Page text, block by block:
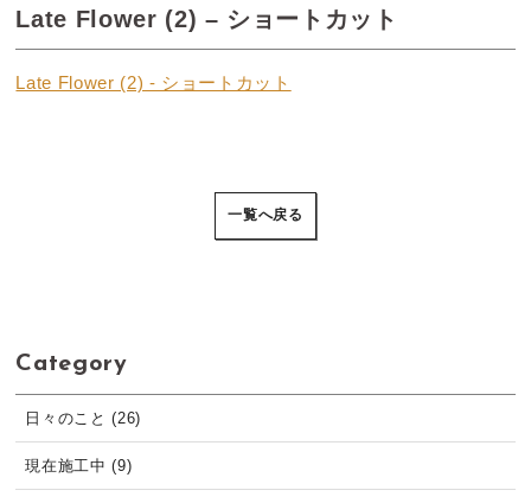
Late Flower (2) – ショートカット
Late Flower (2) - ショートカット
一覧へ戻る
Category
日々のこと (26)
現在施工中 (9)